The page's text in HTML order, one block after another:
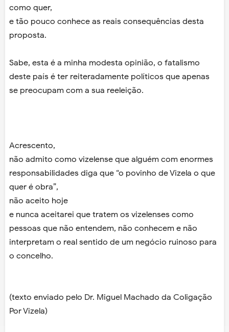
como quer,
e tão pouco conhece as reais consequências desta
proposta.
Sabe, esta é a minha modesta opinião, o fatalismo
deste país é ter reiteradamente políticos que apenas
se preocupam com a sua reeleição.
Acrescento,
não admito como vizelense que alguém com enormes
responsabilidades diga que “o povinho de Vizela o que
quer é obra”,
não aceito hoje
e nunca aceitarei que tratem os vizelenses como
pessoas que não entendem, não conhecem e não
interpretam o real sentido de um negócio ruinoso para
o concelho.
(texto enviado pelo Dr. Miguel Machado da Coligação
Por Vizela)